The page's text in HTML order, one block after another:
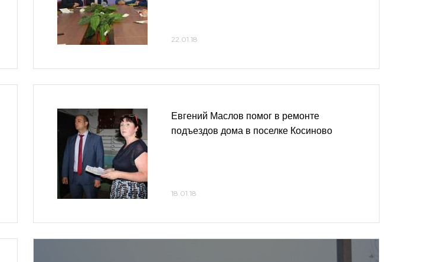
22.01.18
Евгений Маслов помог в ремонте
подъездов дома в поселке Косиново
18.01.18